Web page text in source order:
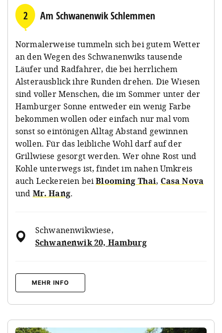
2 Am Schwanenwik Schlemmen
Normalerweise tummeln sich bei gutem Wetter
an den Wegen des Schwanenwiks tausende
Läufer und Radfahrer, die bei herrlichem
Alsterausblick ihre Runden drehen. Die Wiesen
sind voller Menschen, die im Sommer unter der
Hamburger Sonne entweder ein wenig Farbe
bekommen wollen oder einfach nur mal vom
sonst so eintönigen Alltag Abstand gewinnen
wollen. Für das leibliche Wohl darf auf der
Grillwiese gesorgt werden. Wer ohne Rost und
Kohle unterwegs ist, findet im nahen Umkreis
auch Leckereien beiBlooming Thai, Casa Nova
und Mr. Hang.
Schwanenwikwiese,
Schwanenwik 20, Hamburg
MEHR INFO